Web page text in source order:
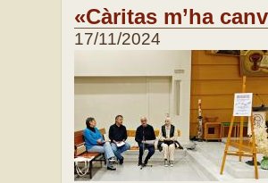
«Càritas m’ha
17/11/2024